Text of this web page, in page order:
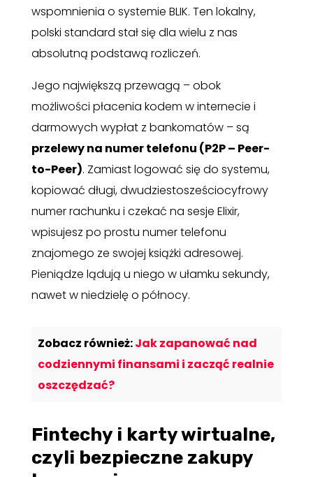
wspomnienia o systemie BLIK. Ten lokalny,
polski standard stał się dla wielu z nas
absolutną podstawą rozliczeń.
Jego największą przewagą – obok
możliwości płacenia kodem w internecie i
darmowych wypłat z bankomatów – są
przelewy na numer telefonu (P2P – Peer-
to-Peer). Zamiast logować się do systemu,
kopiować długi, dwudziestosześciocyfrowy
numer rachunku i czekać na sesje Elixir,
wpisujesz po prostu numer telefonu
znajomego ze swojej książki adresowej.
Pieniądze lądują u niego w ułamku sekundy,
nawet w niedzielę o północy.
Zobacz również:Jak zapanować nad
codziennymi finansami i zacząć realnie
oszczędzać?
Fintechy i karty wirtualne,
czyli bezpieczne zakupy